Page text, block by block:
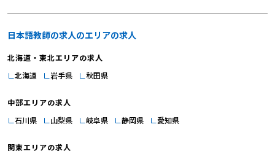
力の育成に重点を置きます。これに対
熟度に応じて、日常会話から専門的な
日本語まで、実用的なコミュニケーシ
に、必要な専門知識も異なります。国
語教師には教職課程での学びが必須で
知識が求められます。一方、日本語教
日本語教師の求人のエリアの求人
北海道・東北エリアの求人
北海道
岩手県 秋田県
中部エリアの求人
石川県
山梨県 岐阜県 静岡県 愛知県
関東エリアの求人